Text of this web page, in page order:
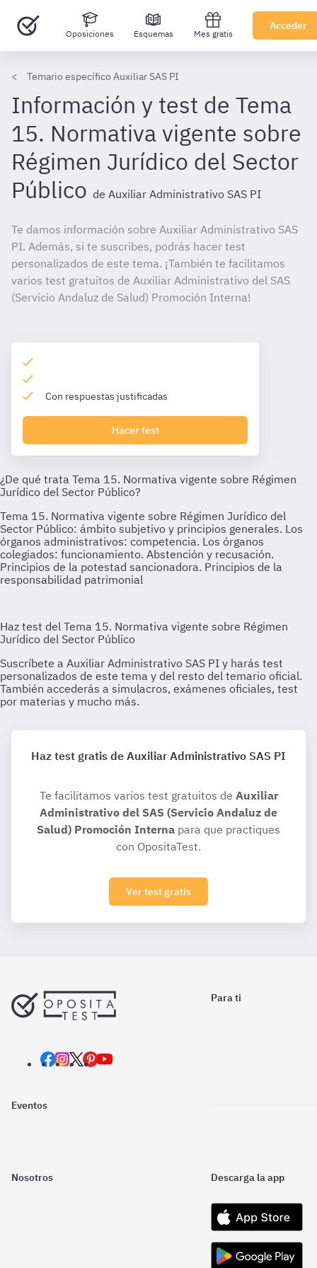
Oposiciones Esquemas Mes gratis
Acceder
Temario específico Auxiliar SAS PI
Información y test de Tema
15. Normativa vigente sobre
Régimen Jurídico del Sector
Público de Auxiliar Administrativo SAS PI
Te damos información sobre Auxiliar Administrativo SAS
PI. Además, si te suscribes, podrás hacer test
personalizados de este tema. ¡También te facilitamos
varios test gratuitos de Auxiliar Administrativo del SAS
(Servicio Andaluz de Salud) Promoción Interna!
Con respuestas justificadas
Hacer test
Haz test gratis de Auxiliar Administrativo SAS PI
Te facilitamos varios test gratuitos de Auxiliar
Administrativo del SAS (Servicio Andaluz de
Salud) Promoción Interna para que practiques
con OpositaTest.
Ver test gratis
Para ti
Eventos
Nosotros Descarga la app